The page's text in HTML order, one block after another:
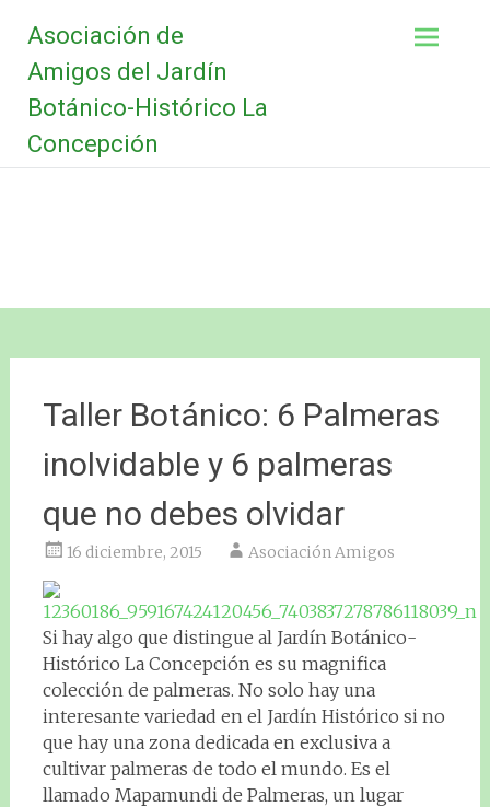
contenido
Asociación de
Amigos del Jardín
Botánico-Histórico La
Concepción
Taller Botánico: 6 Palmeras
inolvidable y 6 palmeras
que no debes olvidar
16 diciembre, 2015 Asociación Amigos
Si hay algo que distingue al Jardín Botánico-
Histórico La Concepción es su magnifica
colección de palmeras. No solo hay una
interesante variedad en el Jardín Histórico si no
que hay una zona dedicada en exclusiva a
cultivar palmeras de todo el mundo. Es el
llamado Mapamundi de Palmeras, un lugar